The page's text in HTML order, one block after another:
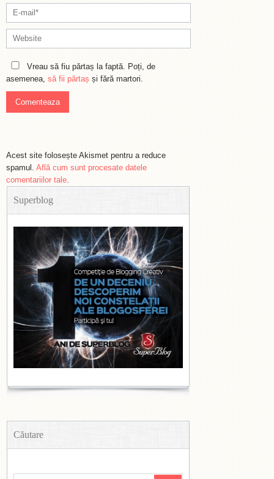
Vreau să fiu părtaș la faptă. Poți, de
asemenea, să fii părtaș și fără martori.
Acest site folosește Akismet pentru a reduce
spamul. Află cum sunt procesate datele
comentariilor tale.
Superblog
Căutare